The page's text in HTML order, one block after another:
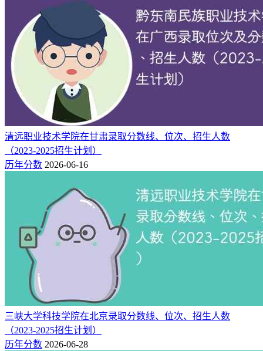
（2025）
以下为2025年吐鲁番职业技术学院在全国各省招生最低录取分
数线、位次排名及各省高考批次线汇总。
招生省份（批次） 科目
最低
分
山西（专科）
历史
281 39087 180
193 120648 180
历史
类
264 54259 160
新疆（专科）
文科 193 22890
140
理科
196 52033
140
新疆（专科（单列类外
语））
理科
山东（2段）
类
广西（专科）
历史
清远职业技术学院在甘肃录取分数线、位次、招生人数
（2023-2025招生计划）
历年分数 2026-06-16
三峡大学科技学院在北京录取分数线、位次、招生人数
（2023-2025招生计划）
历年分数 2026-06-28